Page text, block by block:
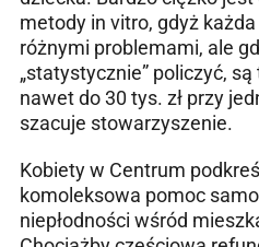
metody in vitro, gdyż
różnymi problemami, ale
„statystycznie” policzyć,
nawet do 30 tys. zł przy
szacuje stowarzyszenie.
Kobiety w Centrum
komoleksowa pomoc
niepłodności wśród